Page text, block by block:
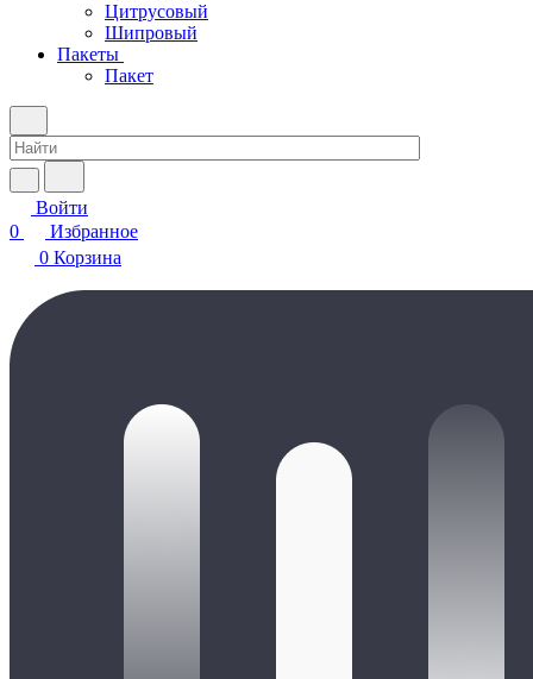
Цитрусовый
Шипровый
Пакеты
Пакет
Войти
0
Избранное
0 Корзина